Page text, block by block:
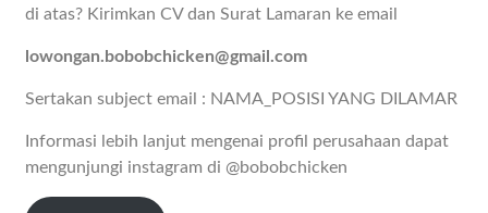
di atas? Kirimkan CV dan Surat Lamaran ke email
lowongan.bobobchicken@gmail.com
Sertakan subject email : NAMA_POSISI YANG DILAMAR
Informasi lebih lanjut mengenai profil perusahaan dapat
mengunjungi instagram di @bobobchicken